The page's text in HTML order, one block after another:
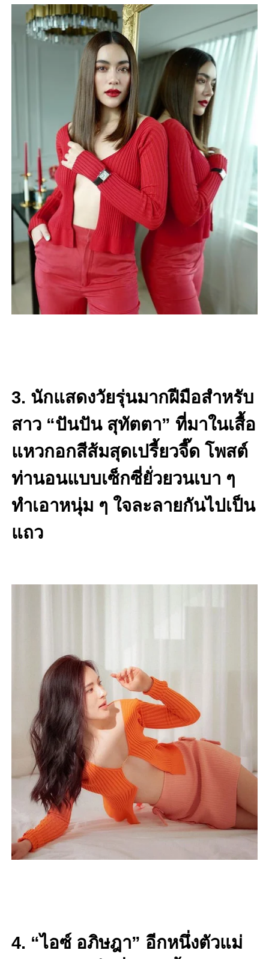
3. นักแสดงวัยรุ่นมากฝีมือสำหรับ
สาว “ปันปัน สุทัตตา” ที่มาในเสื้อ
แหวกอกสีส้มสุดเปรี้ยวจี๊ด โพสต์
ท่านอนแบบเซ็กซี่ยั่วยวนเบา ๆ
ทำเอาหนุ่ม ๆ ใจละลายกันไปเป็น
แถว
4. “ไอซ์ อภิษฎา” อีกหนึ่งตัวแม่